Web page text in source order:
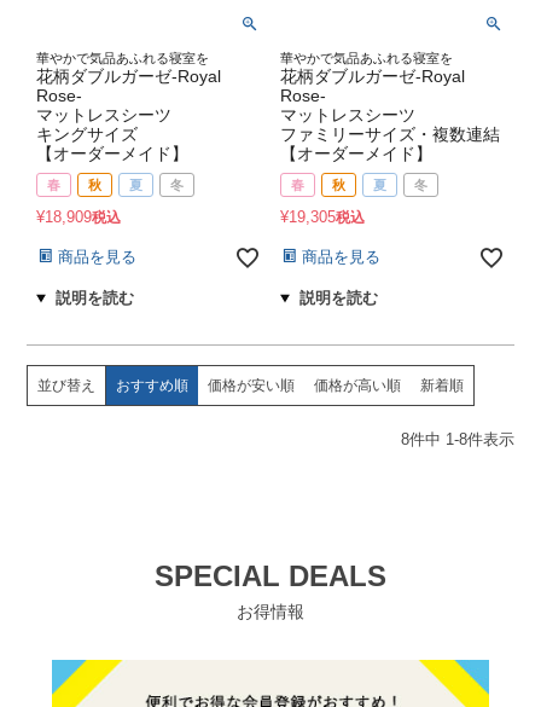
華やかで気品あふれる寝室を
花柄ダブルガーゼ-Royal
Rose-
マットレスシーツ
キングサイズ
【オーダーメイド】
春 秋 夏 冬
¥18,909税込
商品を見る
華やかで気品あふれる寝室を
花柄ダブルガーゼ-Royal
Rose-
マットレスシーツ
ファミリーサイズ・複数連結
【オーダーメイド】
春 秋 夏 冬
¥19,305税込
商品を見る
並び替え おすすめ順 価格が安い順 価格が高い順 新着順
8件中 1-8件表示
SPECIAL DEALS
お得情報